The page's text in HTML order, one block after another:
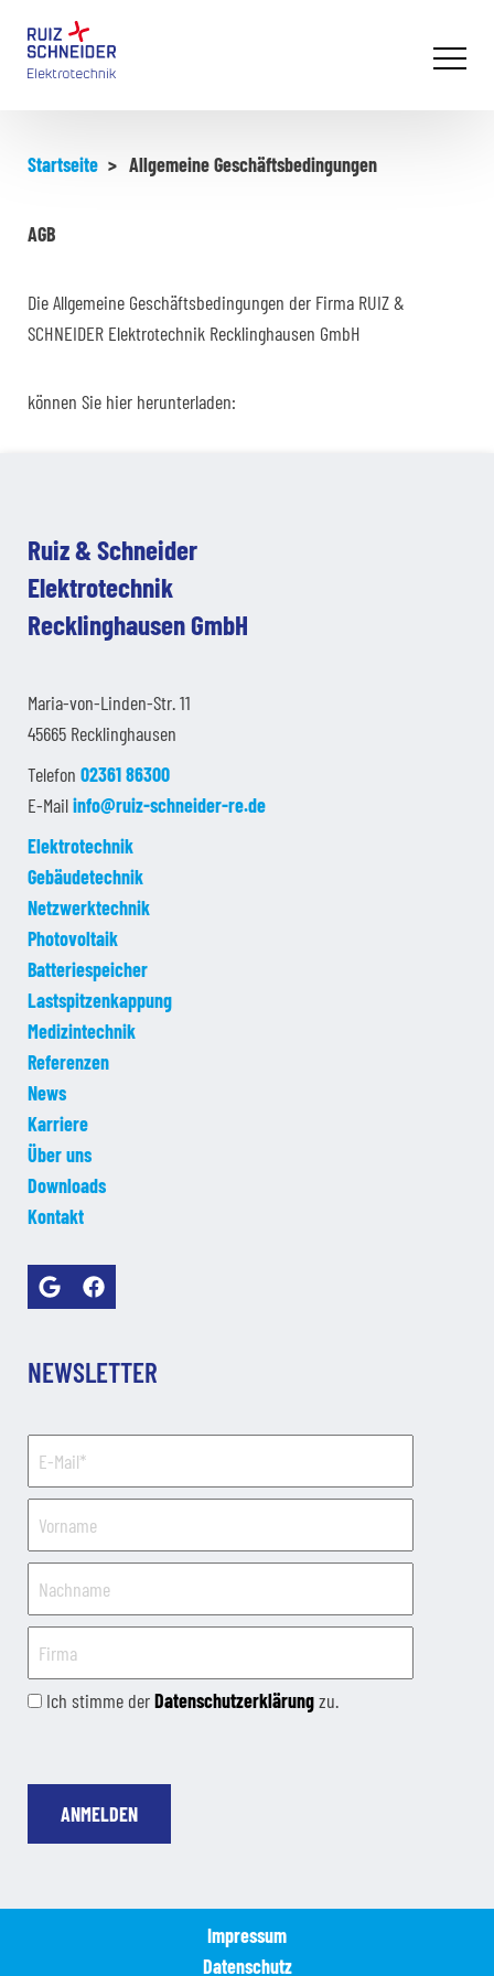
Primary
Startseite > Allgemeine Geschäftsbedingungen
AGB
Die Allgemeine Geschäftsbedingungen der Firma RUIZ &
SCHNEIDER Elektrotechnik Recklinghausen GmbH
können Sie hier herunterladen:
Ruiz & Schneider
Elektrotechnik
Recklinghausen GmbH
Maria-von-Linden-Str. 11
45665 Recklinghausen
Telefon 02361 86300
E-Mailinfo@ruiz-schneider-re.de
Elektrotechnik
Gebäudetechnik
Netzwerktechnik
Photovoltaik
Batteriespeicher
Lastspitzenkappung
Medizintechnik
Referenzen
News
Karriere
Über uns
Downloads
Kontakt
NEWSLETTER
Ich stimme derDatenschutzerklärungzu.
ANMELDEN
Impressum
Datenschutz